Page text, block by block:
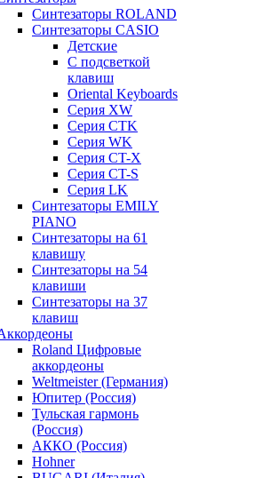
Синтезаторы ROLAND
Синтезаторы CASIO
Детские
С подсветкой
клавиш
Oriental Keyboards
Cерия XW
Серия CTK
Серия WK
Серия CT-X
Серия CT-S
Серия LK
Синтезаторы EMILY
PIANO
Синтезаторы на 61
клавишу
Синтезаторы на 54
клавиши
Синтезаторы на 37
клавиш
Roland Цифровые
аккордеоны
Weltmeister (Германия)
Юпитер (Россия)
Тульская гармонь
(Россия)
АККО (Россия)
Hohner